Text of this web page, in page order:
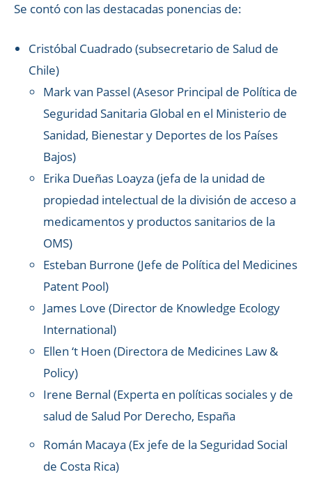
Se contó con las destacadas ponencias de:
​​Cristóbal Cuadrado (subsecretario de Salud de
Chile)
Mark van Passel (Asesor Principal de Política de
Seguridad Sanitaria Global en el Ministerio de
Sanidad, Bienestar y Deportes de los Países
Bajos)
Erika Dueñas Loayza (jefa de la unidad de
propiedad intelectual de la división de acceso a
medicamentos y productos sanitarios de la
OMS)
Esteban Burrone (Jefe de Política del Medicines
Patent Pool)
James Love (Director de Knowledge Ecology
International)
Ellen ‘t Hoen (Directora de Medicines Law &
Policy)
Irene Bernal (Experta en políticas sociales y de
salud de Salud Por Derecho, España
Román Macaya (Ex jefe de la Seguridad Social
de Costa Rica)